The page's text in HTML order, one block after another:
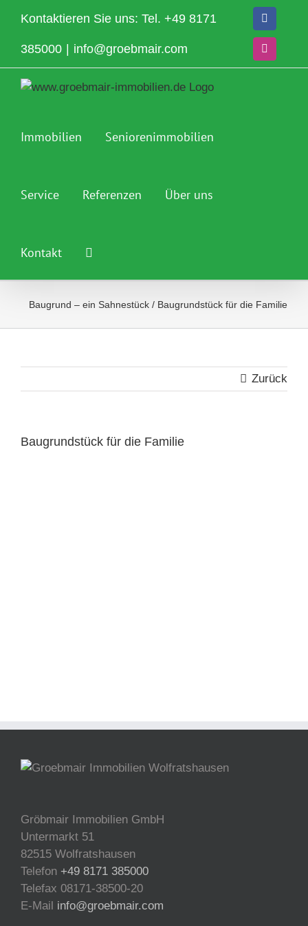
Inhalt
springen
Kontaktieren Sie uns: Tel. +49 8171
385000 info@groebmair.com
Facebook
Instagram
Immobilien Seniorenimmobilien
Service Referenzen Über uns
Kontakt
Baugrund – ein Sahnestück / Baugrundstück für die Familie
Zurück
Baugrundstück für die Familie
Gröbmair Immobilien GmbH
Untermarkt 51
82515 Wolfratshausen
Telefon +49 8171 385000
Telefax 08171-38500-20
E-Mail info@groebmair.com